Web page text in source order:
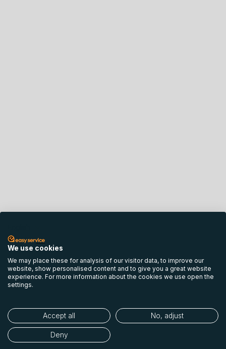
We use cookies
We may place these for analysis of our visitor data, to improve our
website, show personalised content and to give you a great website
experience. For more information about the cookies we use open the
settings.
Accept all No, adjust
Deny